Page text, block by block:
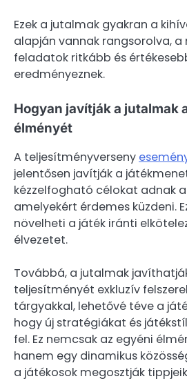
Ezek a jutalmak gyakran a
alapján vannak rangsorolva, a
feladatok ritkább és
eredményeznek.
Hogyan javítják a jutalmak
élményét
A teljesítményverseny
jelentősen javítják a
kézzelfogható célokat adnak
amelyekért érdemes küzdeni.
növelheti a játék iránti
élvezetet.
Továbbá, a jutalmak
teljesítményét exkluzív
tárgyakkal, lehetővé téve a
hogy új stratégiákat és
fel. Ez nemcsak az egyéni
hanem egy dinamikus
a játékosok megosztják